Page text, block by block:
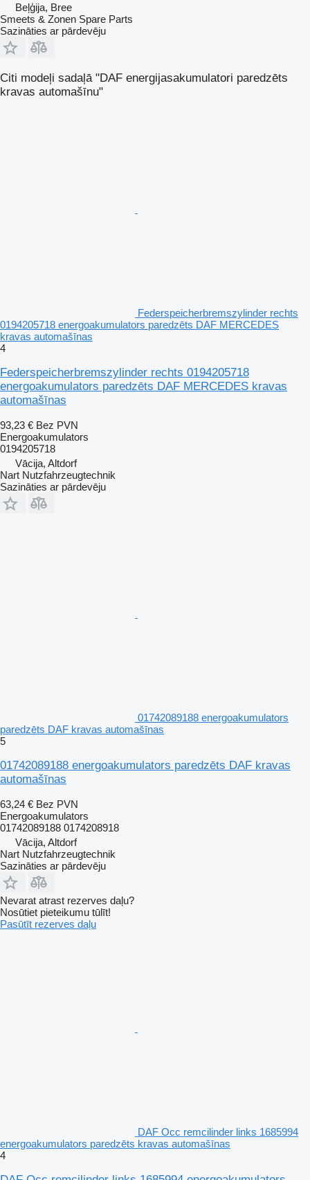
Beļģija, Bree
Smeets & Zonen Spare Parts
Sazināties ar pārdevēju
Citi modeļi sadaļā "DAF energijasakumulatori paredzēts
kravas automašīnu"
Federspeicherbremszylinder rechts
0194205718 energoakumulators paredzēts DAF MERCEDES
kravas automašīnas
4
Federspeicherbremszylinder rechts 0194205718
energoakumulators paredzēts DAF MERCEDES kravas
automašīnas
93,23 € Bez PVN
Energoakumulators
0194205718
Vācija, Altdorf
Nart Nutzfahrzeugtechnik
Sazināties ar pārdevēju
01742089188 energoakumulators
paredzēts DAF kravas automašīnas
5
01742089188 energoakumulators paredzēts DAF kravas
automašīnas
63,24 € Bez PVN
Energoakumulators
01742089188 0174208918
Vācija, Altdorf
Nart Nutzfahrzeugtechnik
Sazināties ar pārdevēju
Nevarat atrast rezerves daļu?
Nosūtiet pieteikumu tūlīt!
Pasūtīt rezerves daļu
DAF Occ remcilinder links 1685994
energoakumulators paredzēts kravas automašīnas
4